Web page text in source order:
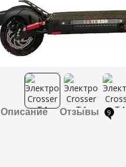
Описание Отзывы 9